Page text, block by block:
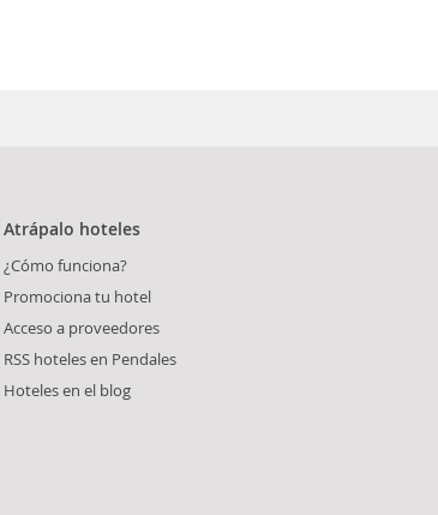
Atrápalo hoteles
¿Cómo funciona?
Promociona tu hotel
Acceso a proveedores
RSS hoteles en Pendales
Hoteles en el blog